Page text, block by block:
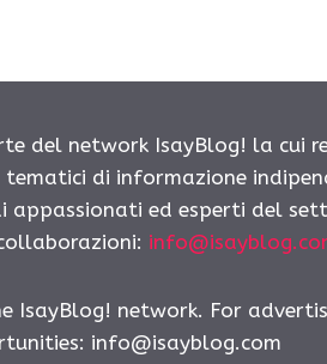
del network IsayBlog! la cui
di informazione
ed esperti del
IsayBlog! network. For
info@isayblog.com